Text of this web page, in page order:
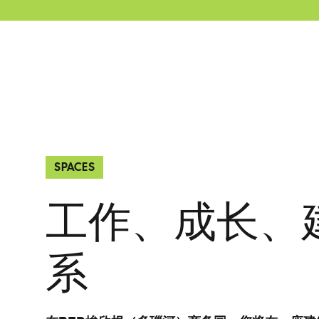
SPACES
工作、成长、
系